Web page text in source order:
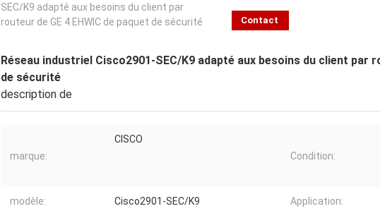
SEC/K9 adapté aux besoins du client par
routeur de GE 4 EHWIC de paquet de sécurité
Contact
Réseau industriel Cisco2901-SEC/K9 adapté aux besoins du client par
de sécurité
description de
marque:
CISCO
Condition:
modèle: Cisco2901-SEC/K9 Application: